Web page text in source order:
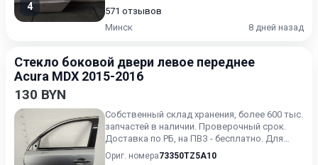
4
571 отзывов
Минск
8 дней назад
Стекло боковой двери левое переднее
Acura MDX 2015-2016
130 BYN
Собственный склад хранения, более 600 тыс.
запчастей в наличии. Проверочный срок.
Доставка по РБ, на ПВЗ - бесплатно. Для
получения актуальн...
Ориг. номера73350TZ5A10